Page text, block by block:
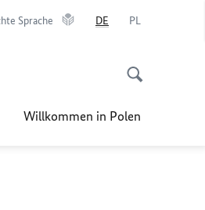
Sprache DE PL
Willkommen in Polen